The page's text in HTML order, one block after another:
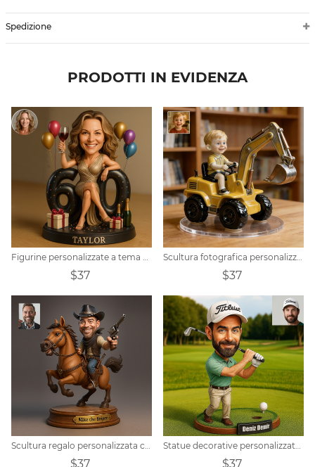
Spedizione
PRODOTTI IN EVIDENZA
Figurine personalizzate a tema compleanno con foto di cartoni animati
$37
Scultura fotografica personalizzata con volto di escavatore, regalo
$37
Scultura regalo personalizzata con ritratto di cowboy western
$37
Statue decorative personalizzate con foto di cartoni animati a tema golf
$37